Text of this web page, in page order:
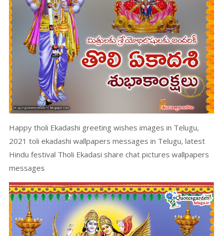
Happy tholi Ekadashi greeting wishes images in Telugu,
2021 toli ekadashi wallpapers messages in Telugu, latest
Hindu festival Tholi Ekadasi share chat pictures wallpapers
messages